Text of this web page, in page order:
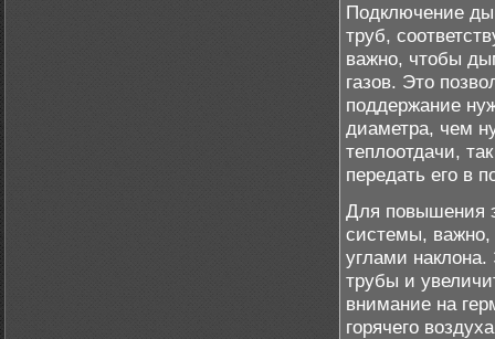
Подключение
труб,
важно, чтобы
газов. Это
поддержание
диаметра, чем
теплоотдачи,
передать его в
Для повышения
системы,
углами наклона.
трубы и
внимание на
горячего